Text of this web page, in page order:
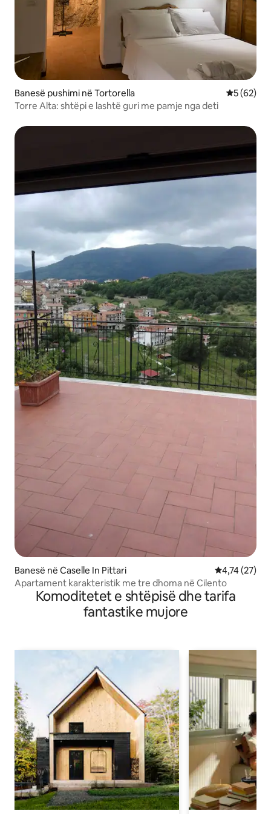
Banesë pushimi në Tortorella Vlerësimi
5 (62)
Torre Alta: shtëpi e lashtë guri me pamje nga deti
Banesë në Caselle In Pittari Vlerësimi
4,74 (27)
Apartament karakteristik me tre dhoma në Cilento
Komoditetet e shtëpisë dhe tarifa
fantastike mujore